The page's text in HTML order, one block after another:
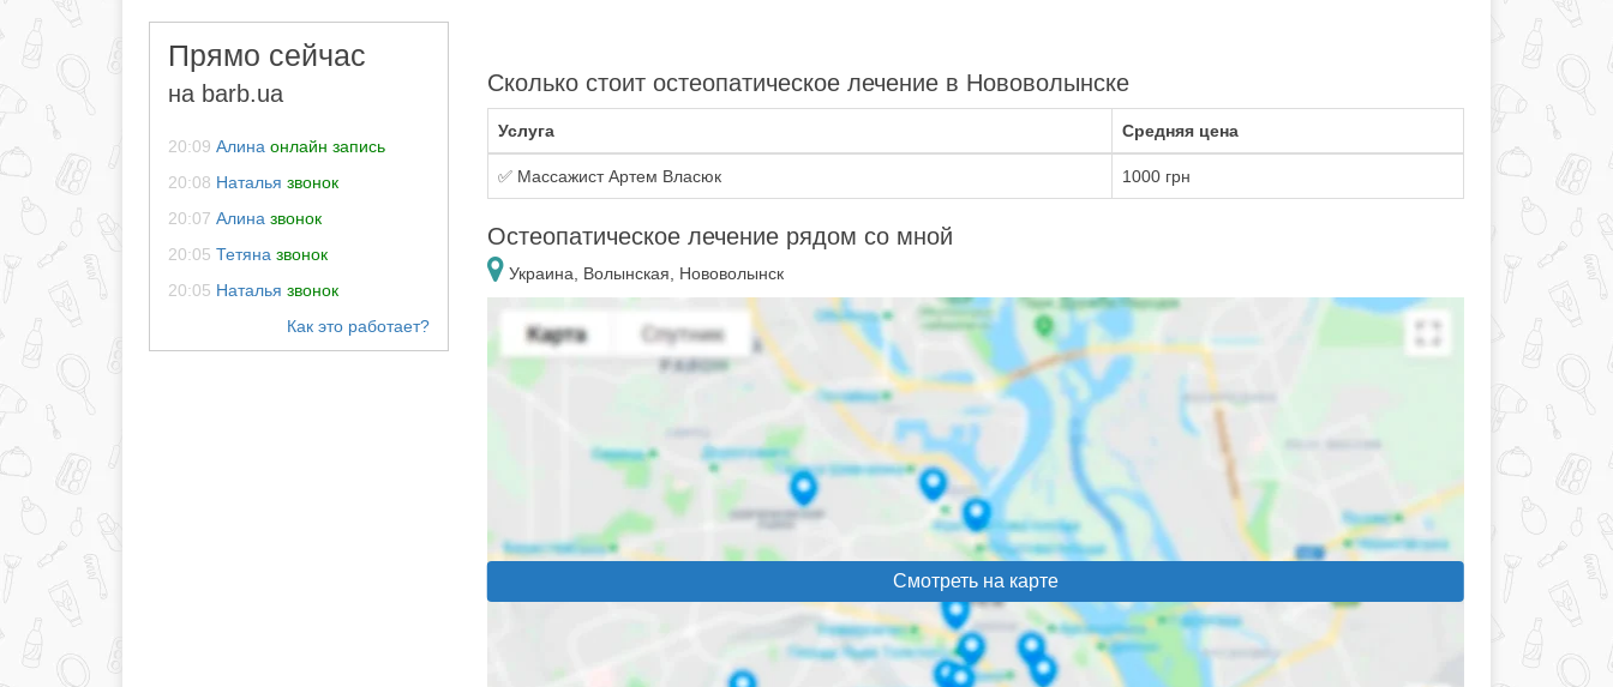
Прямо сейчас
на barb.ua
20:09 Алина онлайн запись
20:08 Наталья звонок
20:07 Алина звонок
20:05 Тетяна звонок
20:05 Наталья звонок
Сколько стоит остеопатическое лечение в Нововолынске
Услуга Средняя цена
✅ Массажист Артем Власюк 1000 грн
Остеопатическое лечение рядом со мной
Украина, Волынская, Нововолынск
Смотреть на карте